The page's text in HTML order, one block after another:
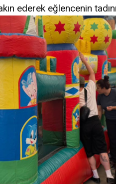
ederek eğlencenin tadını